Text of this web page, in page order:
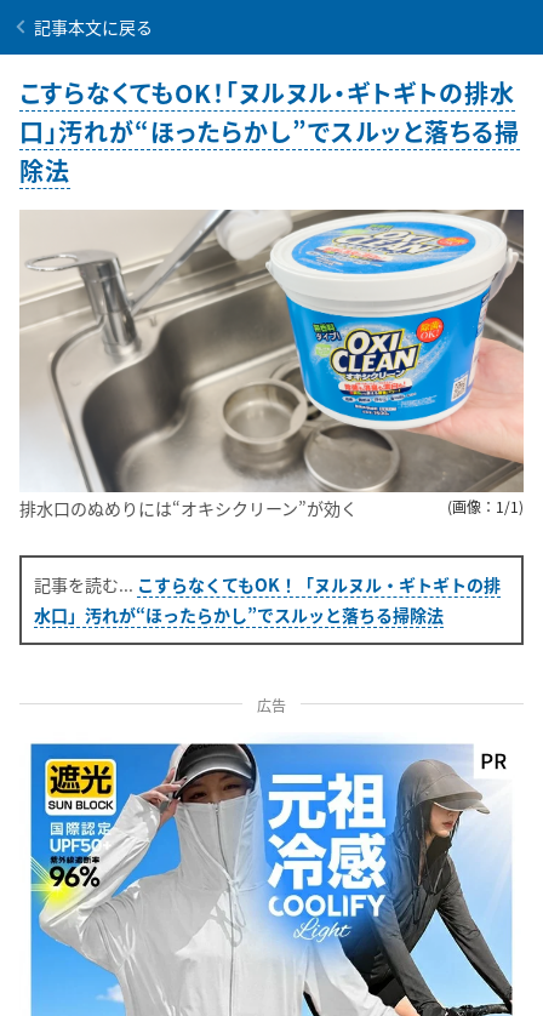
こすらなくてもOK！「ヌルヌル・ギトギトの排水
口」汚れが“ほったらかし”でスルッと落ちる掃
除法
排水口のぬめりには“オキシクリーン”が効く (画像：1/1)
記事本文に戻る
こすらなくてもOK！「ヌルヌル・ギトギトの排
水口」汚れが“ほったらかし”でスルッと落ちる掃除法
広告